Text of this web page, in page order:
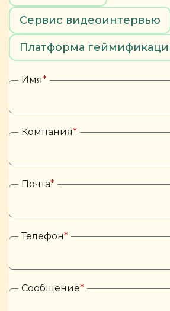
Сервис видеоинтервью
Платформа
Имя*
Компания*
Почта*
Телефон*
Сообщение*